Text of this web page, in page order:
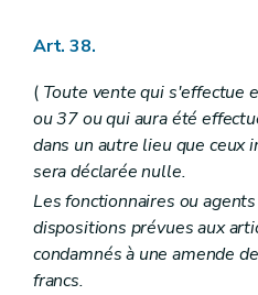
Art. 38.
( Toute vente qui s'effectue
ou 37 ou qui aura été
dans un autre lieu que ceux
sera déclarée nulle.
Les fonctionnaires ou
dispositions prévues aux
condamnés à une amende
francs.